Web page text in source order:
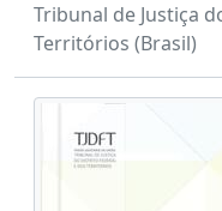
Tribunal de Justiça
Territórios (Brasil)